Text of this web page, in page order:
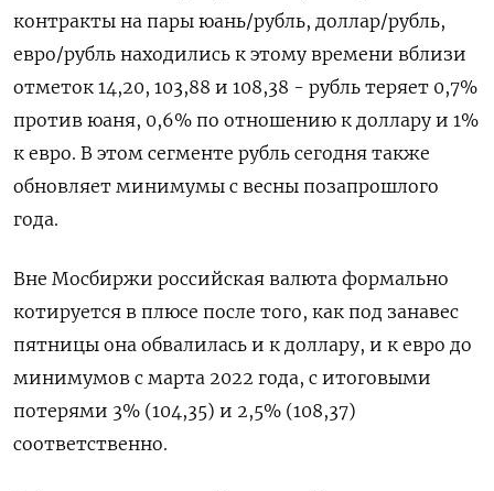
контракты на пары юань/рубль, доллар/рубль,
евро/рубль находились к этому времени вблизи
отметок 14,20, 103,88 и 108,38 - рубль теряет 0,7%
против юаня, 0,6% по отношению к доллару и 1%
к евро. В этом сегменте рубль сегодня также
обновляет минимумы с весны позапрошлого
года.
Вне Мосбиржи российская валюта формально
котируется в плюсе после того, как под занавес
пятницы она обвалилась и к доллару, и к евро до
минимумов с марта 2022 года, с итоговыми
потерями 3% (104,35) и 2,5% (108,37)
соответственно.